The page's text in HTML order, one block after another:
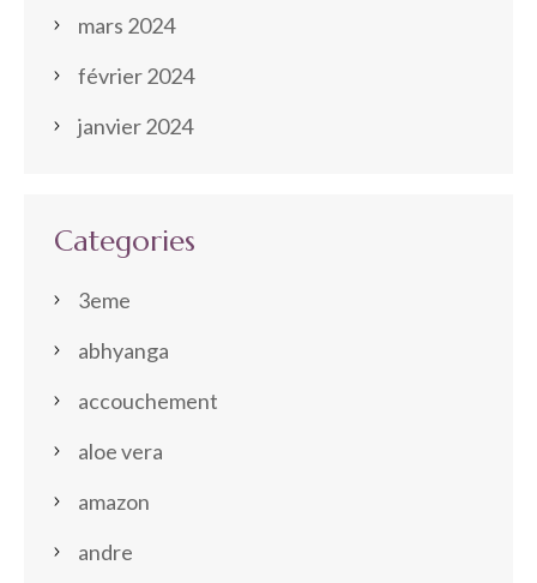
mars 2024
février 2024
janvier 2024
Categories
3eme
abhyanga
accouchement
aloe vera
amazon
andre